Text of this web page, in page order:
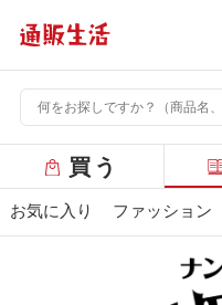
ー
バ
買う
お気に入り ファッション